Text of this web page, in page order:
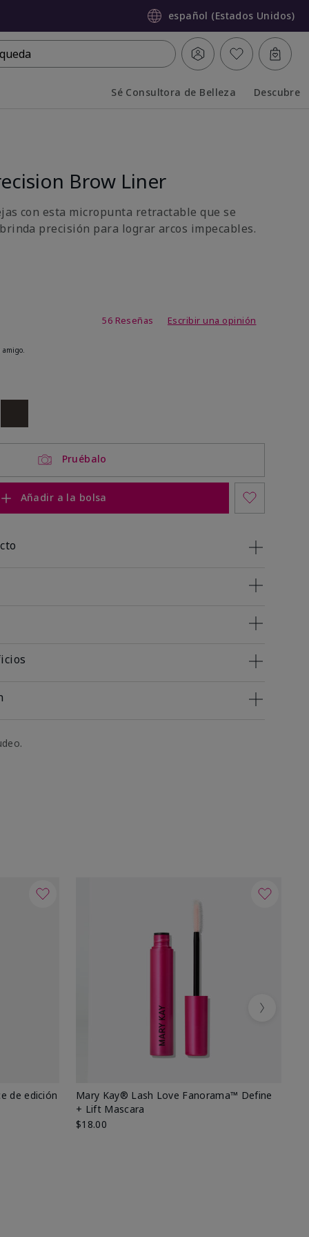
español (Estados Unidos)
Sé Consultora de Belleza Descubre
Brow Liner
con esta micropunta retractable que se
precisión para lograr arcos impecables.
5 de 5
56 Reseñas Escribir una opinión
Pruébalo
Añadir a la bolsa
de edición
Mary Kay® Lash Love Fanorama™ Define
+ Lift Mascara
$18.00
Next